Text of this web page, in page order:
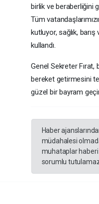
birlik ve beraberliğini
Tüm
kutluyor, sağlık,
kullandı.
Genel Sekreter Fırat,
bereket getirmesini
güzel bir bayram
Haber
müdahalesi
muhataplar
sorumlu